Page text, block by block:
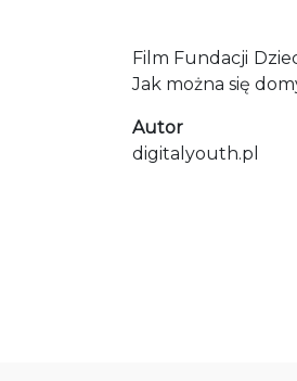
Film Fundacji
Jak można się
Autor
digitalyouth.pl